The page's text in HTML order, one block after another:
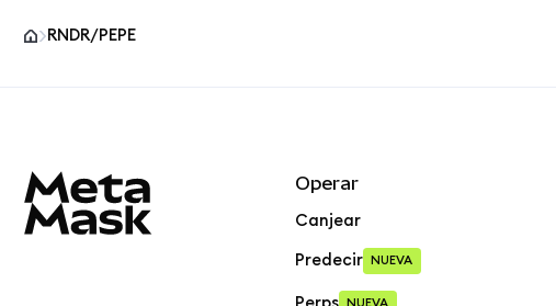
RNDR/PEPE
Operar
Canjear
Predecir NUEVA
NUEVA